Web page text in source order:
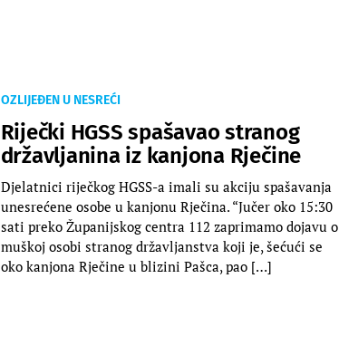
OZLIJEĐEN U NESREĆI
Riječki HGSS spašavao stranog
državljanina iz kanjona Rječine
Djelatnici riječkog HGSS-a imali su akciju spašavanja
unesrećene osobe u kanjonu Rječina. “Jučer oko 15:30
sati preko Županijskog centra 112 zaprimamo dojavu o
muškoj osobi stranog državljanstva koji je, šećući se
oko kanjona Rječine u blizini Pašca, pao […]